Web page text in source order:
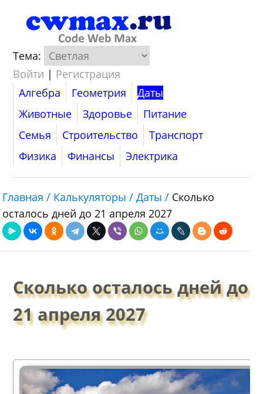
Тема:
Войти | Регистрация
Алгебра
Геометрия
Даты
Животные
Здоровье
Питание
Семья
Строительство
Транспорт
Физика
Финансы Электрика
Главная / Калькуляторы /Даты / Сколько
осталось дней до 21 апреля 2027
Сколько осталось дней до
21 апреля 2027